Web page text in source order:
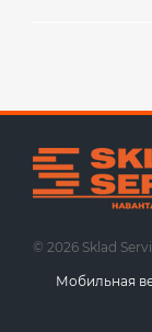
© 2026 Sklad
Мобильная